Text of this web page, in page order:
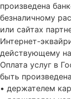
произведена
безналичному
или сайтах
Интернет-
действующему
Оплата услуг в
быть
• держателем